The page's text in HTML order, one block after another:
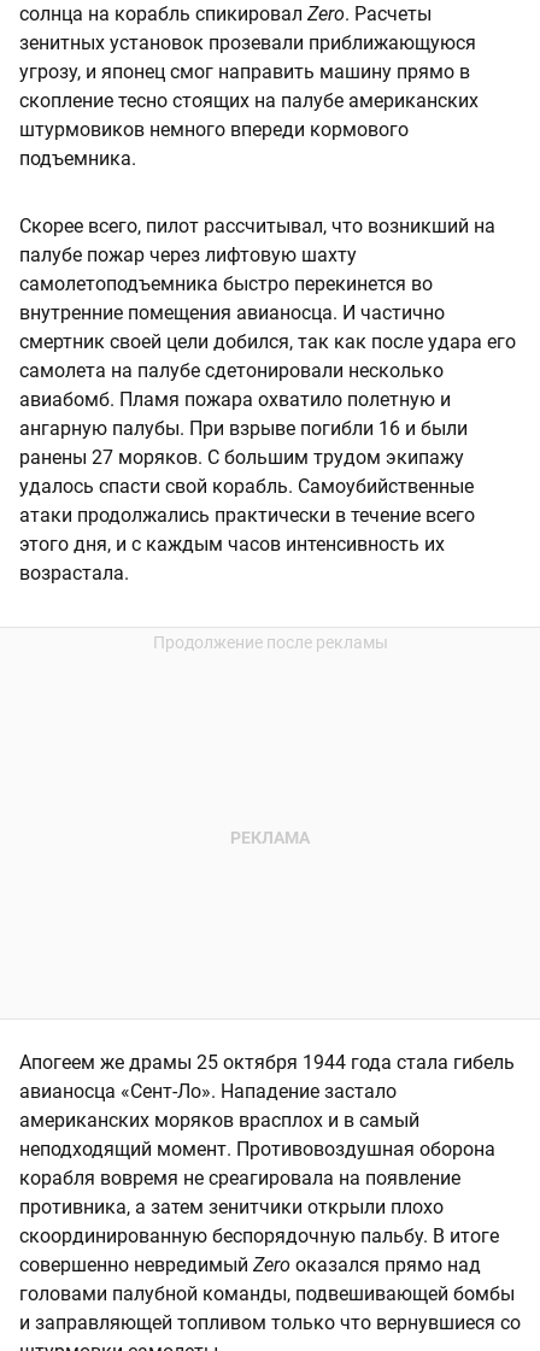
солнца на корабль спикировал Zero. Расчеты
зенитных установок прозевали приближающуюся
угрозу, и японец смог направить машину прямо в
скопление тесно стоящих на палубе американских
штурмовиков немного впереди кормового
подъемника.
Скорее всего, пилот рассчитывал, что возникший на
палубе пожар через лифтовую шахту
самолетоподъемника быстро перекинется во
внутренние помещения авианосца. И частично
смертник своей цели добился, так как после удара его
самолета на палубе сдетонировали несколько
авиабомб. Пламя пожара охватило полетную и
ангарную палубы. При взрыве погибли 16 и были
ранены 27 моряков. С большим трудом экипажу
удалось спасти свой корабль. Самоубийственные
атаки продолжались практически в течение всего
этого дня, и с каждым часов интенсивность их
возрастала.
Апогеем же драмы 25 октября 1944 года стала гибель
авианосца «Сент-Ло». Нападение застало
американских моряков врасплох и в самый
неподходящий момент. Противовоздушная оборона
корабля вовремя не среагировала на появление
противника, а затем зенитчики открыли плохо
скоординированную беспорядочную пальбу. В итоге
совершенно невредимый Zero оказался прямо над
головами палубной команды, подвешивающей бомбы
и заправляющей топливом только что вернувшиеся со